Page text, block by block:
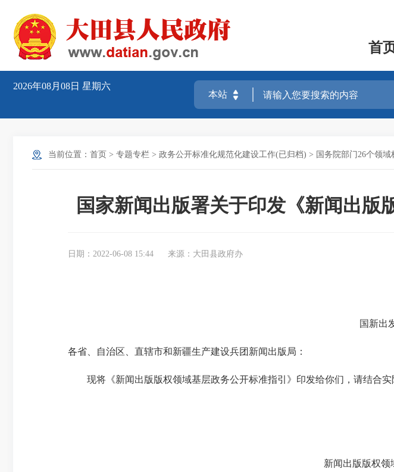
首
2026年08月08日 星期六
当前位置： 首页 > 专题专栏 > 政务公开标准化规范化建设工作(已归档) > 国务院部门26个领域
国家新闻出版署关于印发《新闻出版
日期：2022-06-08 15:44 来源：大田县政府办
国新出发
各省、自治区、直辖市和新疆生产建设兵团新闻出版局：
现将《新闻出版版权领域基层政务公开标准指引》印发给你们，请结合实
新闻出版版权领域